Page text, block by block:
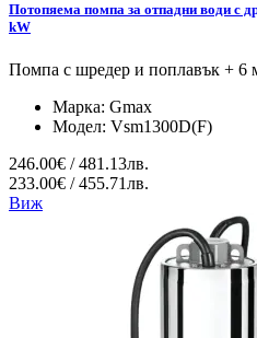
Потопяема помпа за отпадни води с
kW
Помпа с шредер и поплавък + 6
Марка: Gmax
Модел: Vsm1300D(F)
246.00€ / 481.13лв.
233.00€ / 455.71лв.
Виж